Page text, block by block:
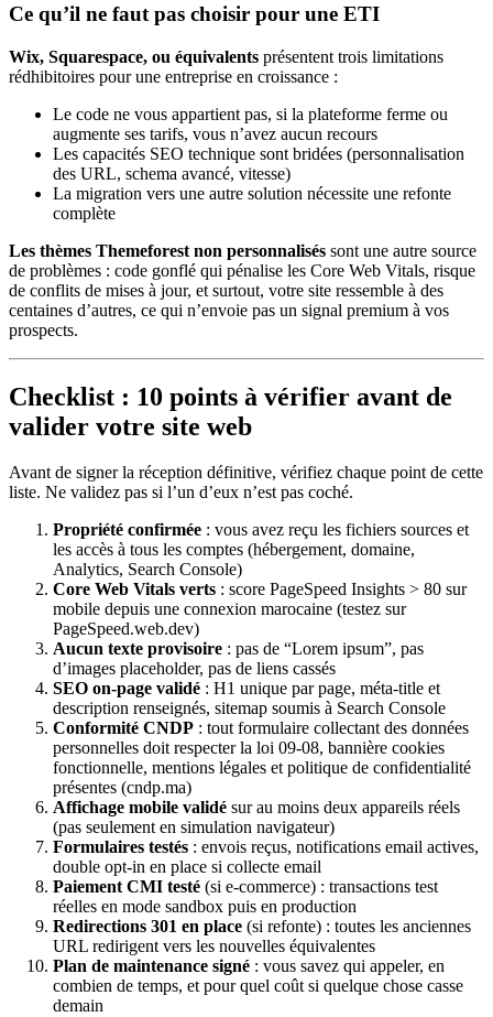
Ce qu’il ne faut pas choisir pour une ETI
Wix, Squarespace, ou équivalents présentent trois limitations
rédhibitoires pour une entreprise en croissance :
Le code ne vous appartient pas, si la plateforme ferme ou
augmente ses tarifs, vous n’avez aucun recours
Les capacités SEO technique sont bridées (personnalisation
des URL, schema avancé, vitesse)
La migration vers une autre solution nécessite une refonte
complète
Les thèmes Themeforest non personnalisés sont une autre source
de problèmes : code gonflé qui pénalise les Core Web Vitals, risque
de conflits de mises à jour, et surtout, votre site ressemble à des
centaines d’autres, ce qui n’envoie pas un signal premium à vos
prospects.
Checklist : 10 points à vérifier avant de
valider votre site web
Avant de signer la réception définitive, vérifiez chaque point de cette
liste. Ne validez pas si l’un d’eux n’est pas coché.
Propriété confirmée : vous avez reçu les fichiers sources et
les accès à tous les comptes (hébergement, domaine,
Analytics, Search Console)
Core Web Vitals verts : score PageSpeed Insights > 80 sur
mobile depuis une connexion marocaine (testez sur
PageSpeed.web.dev)
Aucun texte provisoire : pas de “Lorem ipsum”, pas
d’images placeholder, pas de liens cassés
SEO on-page validé : H1 unique par page, méta-title et
description renseignés, sitemap soumis à Search Console
Conformité CNDP : tout formulaire collectant des données
personnelles doit respecter la loi 09-08, bannière cookies
fonctionnelle, mentions légales et politique de confidentialité
présentes (cndp.ma)
Affichage mobile validé sur au moins deux appareils réels
(pas seulement en simulation navigateur)
Formulaires testés : envois reçus, notifications email actives,
double opt-in en place si collecte email
Paiement CMI testé (si e-commerce) : transactions test
réelles en mode sandbox puis en production
Redirections 301 en place (si refonte) : toutes les anciennes
URL redirigent vers les nouvelles équivalentes
Plan de maintenance signé : vous savez qui appeler, en
combien de temps, et pour quel coût si quelque chose casse
demain